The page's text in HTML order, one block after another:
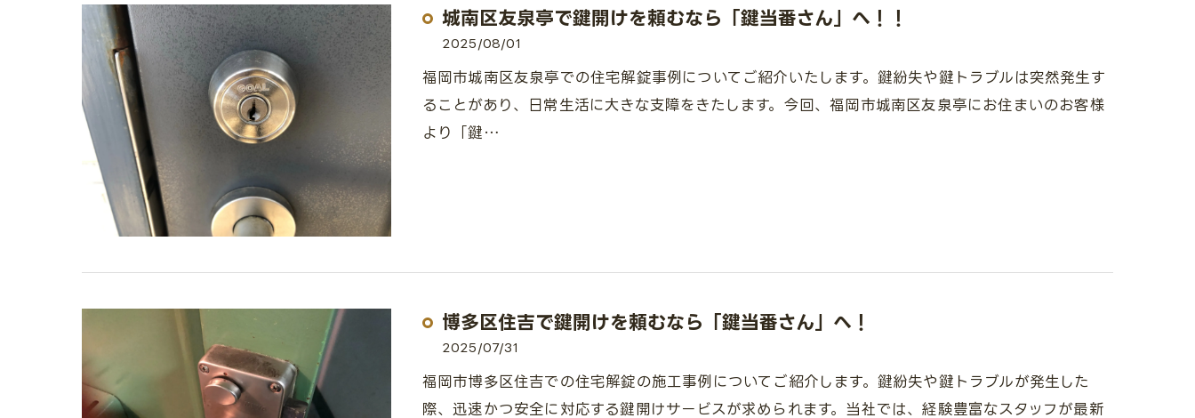
城南区友泉亭で鍵開けを頼むなら「鍵当番さん」へ！！
2025/08/01
福岡市城南区友泉亭での住宅解錠事例についてご紹介いたします。鍵紛失や鍵トラブルは突然発生す
ることがあり、日常生活に大きな支障をきたします。今回、福岡市城南区友泉亭にお住まいのお客様
より「鍵…
博多区住吉で鍵開けを頼むなら「鍵当番さん」へ！
2025/07/31
福岡市博多区住吉での住宅解錠の施工事例についてご紹介します。鍵紛失や鍵トラブルが発生した
際、迅速かつ安全に対応する鍵開けサービスが求められます。当社では、経験豊富なスタッフが最新